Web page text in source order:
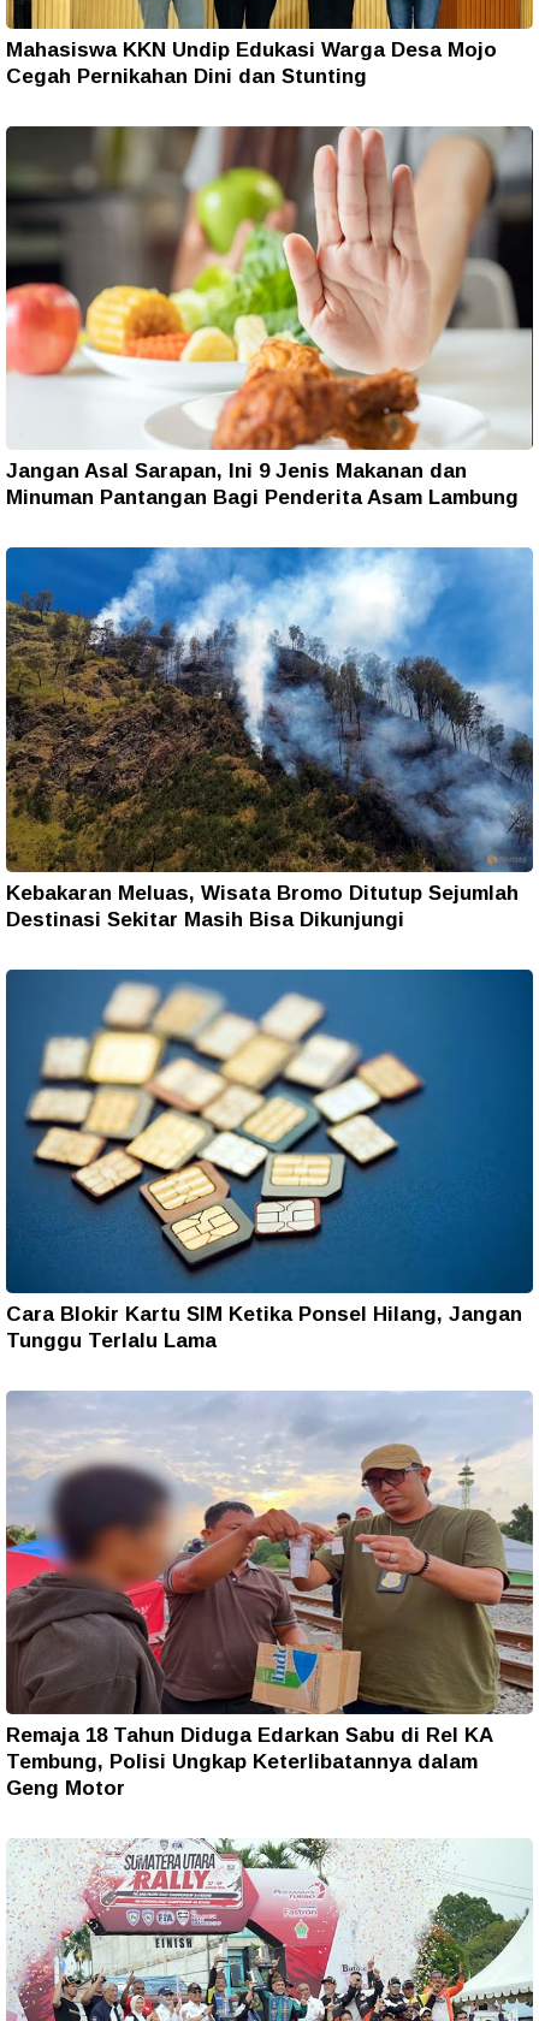
Mahasiswa KKN Undip Edukasi Warga Desa Mojo
Cegah Pernikahan Dini dan Stunting
Jangan Asal Sarapan, Ini 9 Jenis Makanan dan
Minuman Pantangan Bagi Penderita Asam Lambung
Kebakaran Meluas, Wisata Bromo Ditutup Sejumlah
Destinasi Sekitar Masih Bisa Dikunjungi
Cara Blokir Kartu SIM Ketika Ponsel Hilang, Jangan
Tunggu Terlalu Lama
Remaja 18 Tahun Diduga Edarkan Sabu di Rel KA
Tembung, Polisi Ungkap Keterlibatannya dalam
Geng Motor